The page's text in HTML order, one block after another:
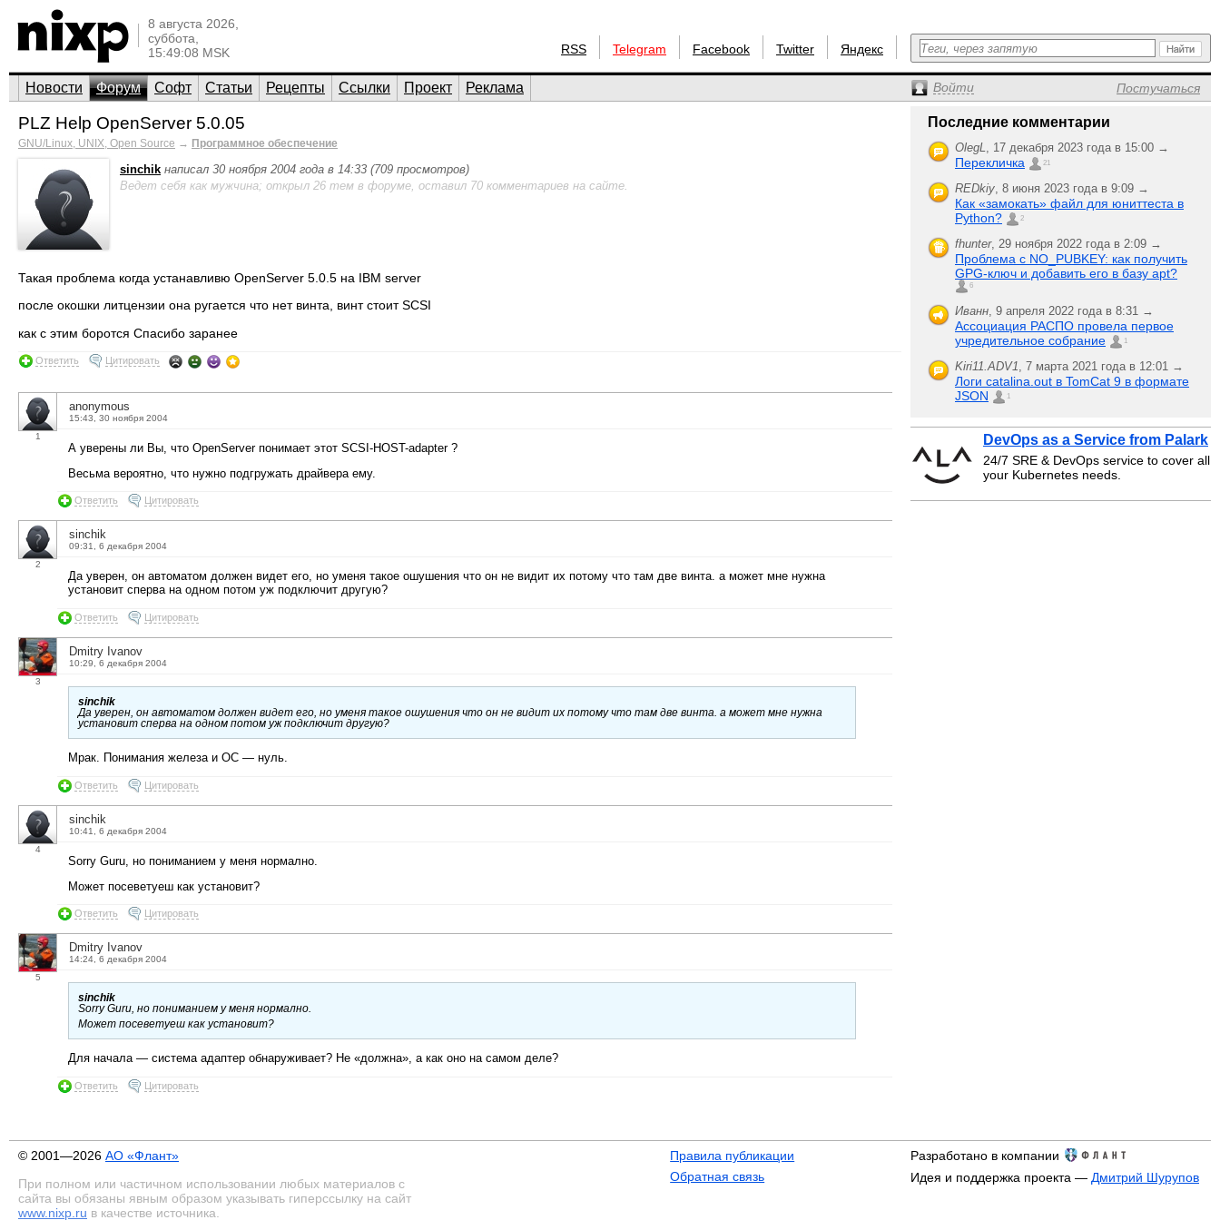
8 августа 2026,
суббота,
15:49:08 MSK
RSS Telegram Facebook Twitter Яндекс
Новости Форум Софт Статьи Рецепты Ссылки Проект Реклама Войти Постучаться
PLZ Help OpenServer 5.0.05
GNU/Linux, UNIX, Open Source → Программное обеспечение
sinchik написал 30 ноября 2004 года в 14:33 (709 просмотров)
Ведет себя как мужчина; открыл 26 тем в форуме, оставил 70 комментариев на сайте.
Такая проблема когда устанавливю OpenServer 5.0.5 на IBM server
после окошки литцензии она ругается что нет винта, винт стоит SCSI
как с этим боротся Спасибо заранее
Ответить Цитировать
1
anonymous
15:43, 30 ноября 2004
А уверены ли Вы, что OpenServer понимает этот SCSI-HOST-adapter ?
Весьма вероятно, что нужно подгружать драйвера ему.
Ответить Цитировать
2
sinchik
09:31, 6 декабря 2004
Да уверен, он автоматом должен видет его, но уменя такое ошушения что он не видит их потому что там две винта. а может мне нужна
установит сперва на одном потом уж подключит другую?
Ответить Цитировать
3
Dmitry Ivanov
10:29, 6 декабря 2004
sinchik
Да уверен, он автоматом должен видет его, но уменя такое ошушения что он не видит их потому что там две винта. а может мне нужна
установит сперва на одном потом уж подключит другую?
Мрак. Понимания железа и ОС — нуль.
Ответить Цитировать
4
sinchik
10:41, 6 декабря 2004
Sorry Guru, но пониманием у меня нормално.
Может посеветуеш как установит?
Ответить Цитировать
5
Dmitry Ivanov
14:24, 6 декабря 2004
sinchik
Sorry Guru, но пониманием у меня нормално.
Может посеветуеш как установит?
Для начала — система адаптер обнаруживает? Не «должна», а как оно на самом деле?
Ответить Цитировать
Последние комментарии
OlegL, 17 декабря 2023 года в 15:00 →
Перекличка 21
REDkiy, 8 июня 2023 года в 9:09 →
Как «замокать» файл для юниттеста в
Python?
2
fhunter, 29 ноября 2022 года в 2:09 →
Проблема с NO_PUBKEY: как получить
GPG-ключ и добавить его в базу apt?
6
Иванн, 9 апреля 2022 года в 8:31 →
Ассоциация РАСПО провела первое
учредительное собрание
1
Kiri11.ADV1, 7 марта 2021 года в 12:01 →
Логи catalina.out в TomCat 9 в формате
JSON
1
DevOps as a Service from Palark
24/7 SRE & DevOps service to cover all
your Kubernetes needs.
© 2001—2026 АО «Флант»
При полном или частичном использовании любых материалов с
сайта вы обязаны явным образом указывать гиперссылку на сайт
www.nixp.ru в качестве источника.
Правила публикации
Обратная связь
Разработано в компании
Идея и поддержка проекта — Дмитрий Шурупов